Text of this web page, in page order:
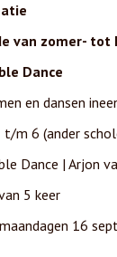
van zomer- tot
Dance
dansen
(ander
| Arjon
5 keer
16